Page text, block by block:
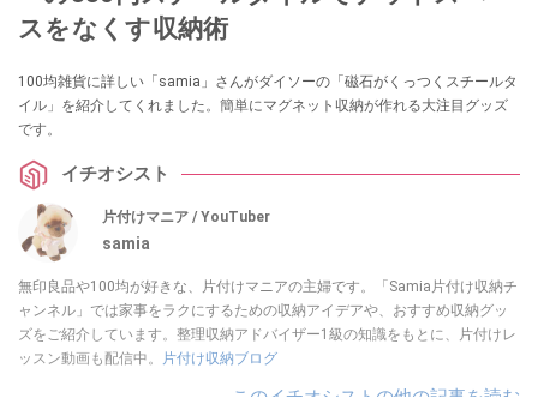
スをなくす収納術
100均雑貨に詳しい「samia」さんがダイソーの「磁石がくっつくスチールタ
イル」を紹介してくれました。簡単にマグネット収納が作れる大注目グッズ
です。
イチオシスト
片付けマニア / YouTuber
samia
無印良品や100均が好きな、片付けマニアの主婦です。「Samia片付け収納チ
ャンネル」では家事をラクにするための収納アイデアや、おすすめ収納グッ
ズをご紹介しています。整理収納アドバイザー1級の知識をもとに、片付けレ
ッスン動画も配信中。
片付け収納ブログ